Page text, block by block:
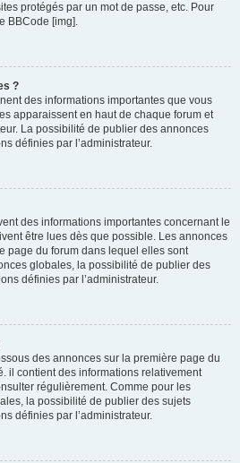
protégés par un mot de passe, etc. Pour
BBCode [img].
?
des informations importantes que vous
apparaissent en haut de chaque forum et
La possibilité de publier des annonces
définies par l’administrateur.
des informations importantes concernant le
être lues dès que possible. Les annonces
page du forum dans lequel elles sont
globales, la possibilité de publier des
définies par l’administrateur.
des annonces sur la première page du
il contient des informations relativement
régulièrement. Comme pour les
la possibilité de publier des sujets
définies par l’administrateur.